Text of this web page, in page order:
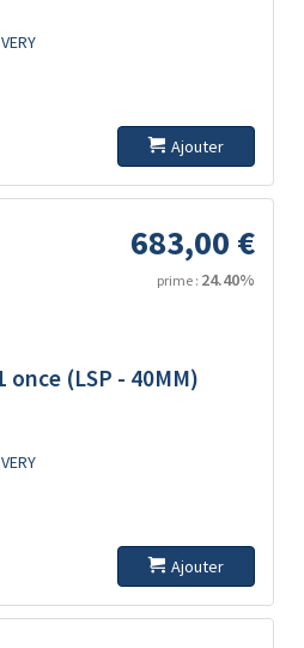
Ajouter
683,00 €
prime : 24.40%
once (LSP - 40MM)
Ajouter